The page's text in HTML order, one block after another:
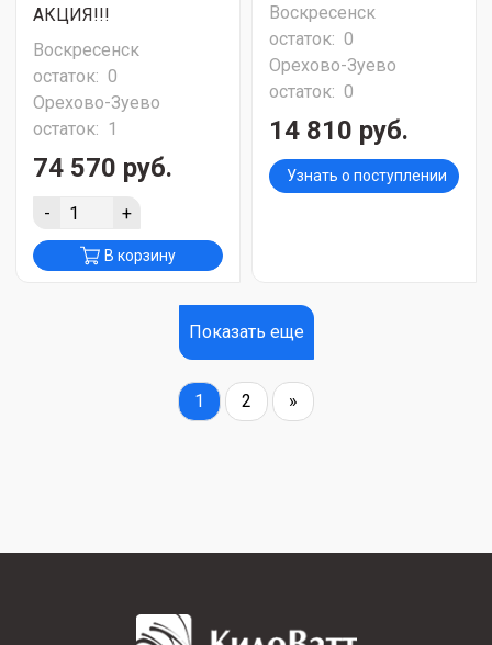
АКЦИЯ!!!
Воскресенск
остаток: 0
Орехово-Зуево
остаток: 1
74 570 руб.
- +
В корзину
Воскресенск
остаток: 0
Орехово-Зуево
остаток: 0
14 810 руб.
Узнать о поступлении
Показать еще
1 2 »